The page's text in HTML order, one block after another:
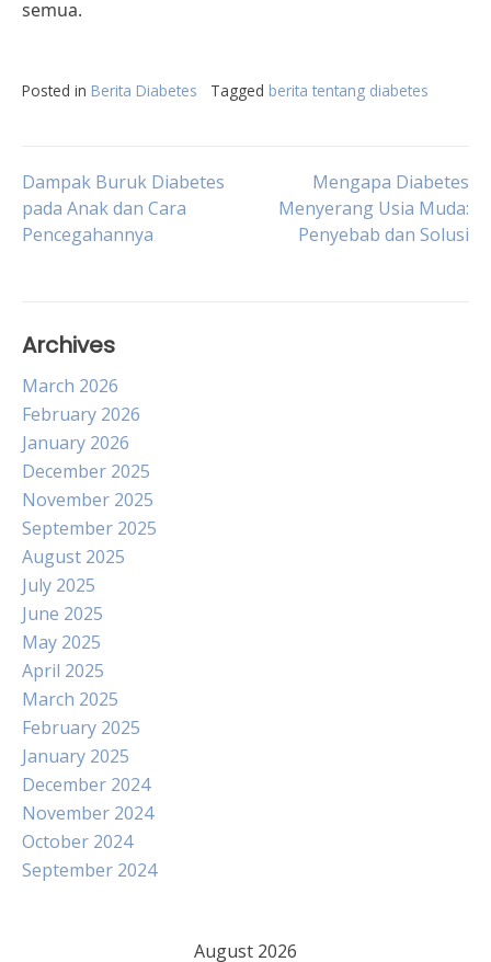
semua.
Posted in Berita Diabetes Tagged berita tentang diabetes
Post
navigation
Dampak Buruk Diabetes
pada Anak dan Cara
Pencegahannya
Mengapa Diabetes
Menyerang Usia Muda:
Penyebab dan Solusi
Archives
March 2026
February 2026
January 2026
December 2025
November 2025
September 2025
August 2025
July 2025
June 2025
May 2025
April 2025
March 2025
February 2025
January 2025
December 2024
November 2024
October 2024
September 2024
August 2026